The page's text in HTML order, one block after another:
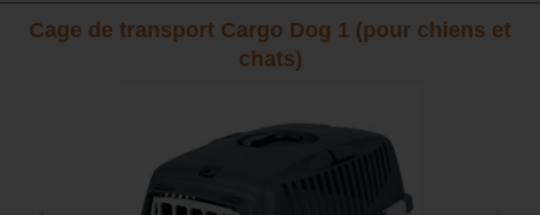
Cage de transport Cargo Dog 1 (pour chiens et
chats)